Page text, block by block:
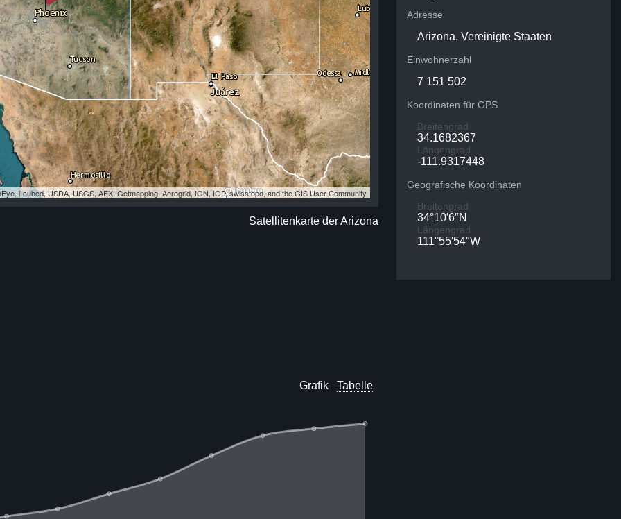
i-cubed, USDA, USGS, AEX, Getmapping, Aerogrid, IGN, IGP, swisstopo, and the GIS User Community
Satellitenkarte der Arizona
Adresse
Arizona, Vereinigte Staaten
Einwohnerzahl
7 151 502
Koordinaten für GPS
Breitengrad
34.1682367
Längengrad
-111.9317448
Geografische Koordinaten
Breitengrad
34°10′6″N
Längengrad
111°55′54″W
Grafik Tabelle